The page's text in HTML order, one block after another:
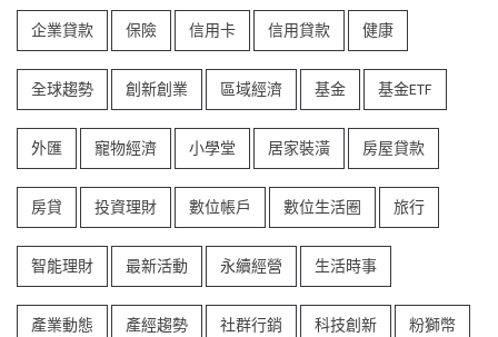
企業貸款 保險 信用卡 信用貸款 健康
全球趨勢 創新創業 區域經濟 基金 基金ETF
外匯 寵物經濟 小學堂 居家裝潢 房屋貸款
房貸 投資理財 數位帳戶 數位生活圈 旅行
智能理財 最新活動 永續經營 生活時事
產業動態 產經趨勢 社群行銷 科技創新 粉獅幣